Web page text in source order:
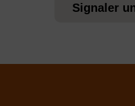
Signaler